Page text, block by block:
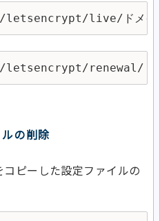
live/ドメイ
renewal/ド
の削除
ピーした設定ファイルの